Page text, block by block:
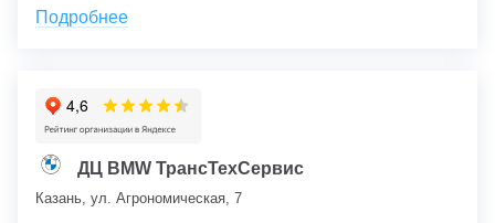
Подробнее
ДЦ BMW ТрансТехСервис
Казань, ул. Агрономическая, 7